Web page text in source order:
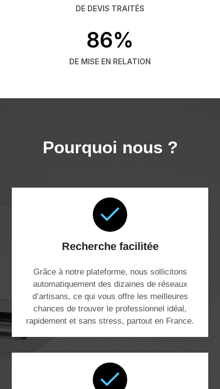
DE DEVIS TRAITÉS
86%
DE MISE EN RELATION
Pourquoi nous ?
Recherche facilitée
Grâce à notre plateforme, nous sollicitons
automatiquement des dizaines de réseaux
d’artisans, ce qui vous offre les meilleures
chances de trouver le professionnel idéal,
rapidement et sans stress, partout en France.